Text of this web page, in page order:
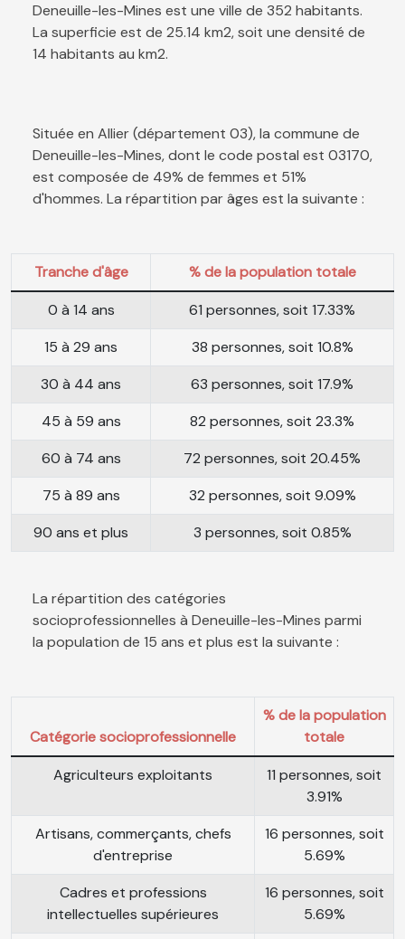
Deneuille-les-Mines est une ville de 352 habitants.
La superficie est de 25.14 km2, soit une densité de
14 habitants au km2.
Située en Allier (département 03), la commune de
Deneuille-les-Mines, dont le code postal est 03170,
est composée de 49% de femmes et 51%
d'hommes. La répartition par âges est la suivante :
Tranche d'âge
% de la population totale
0 à 14 ans
61 personnes, soit 17.33%
15 à 29 ans
38 personnes, soit 10.8%
30 à 44 ans
63 personnes, soit 17.9%
45 à 59 ans
82 personnes, soit 23.3%
60 à 74 ans
72 personnes, soit 20.45%
75 à 89 ans
32 personnes, soit 9.09%
90 ans et plus
3 personnes, soit 0.85%
La répartition des catégories
socioprofessionnelles à Deneuille-les-Mines parmi
la population de 15 ans et plus est la suivante :
Catégorie socioprofessionnelle
% de la population
totale
Agriculteurs exploitants
11 personnes, soit
3.91%
Artisans, commerçants, chefs
d'entreprise
16 personnes, soit
5.69%
Cadres et professions
intellectuelles supérieures
16 personnes, soit
5.69%